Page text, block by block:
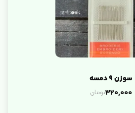
سوزن 9 دمسه
320,000تومان